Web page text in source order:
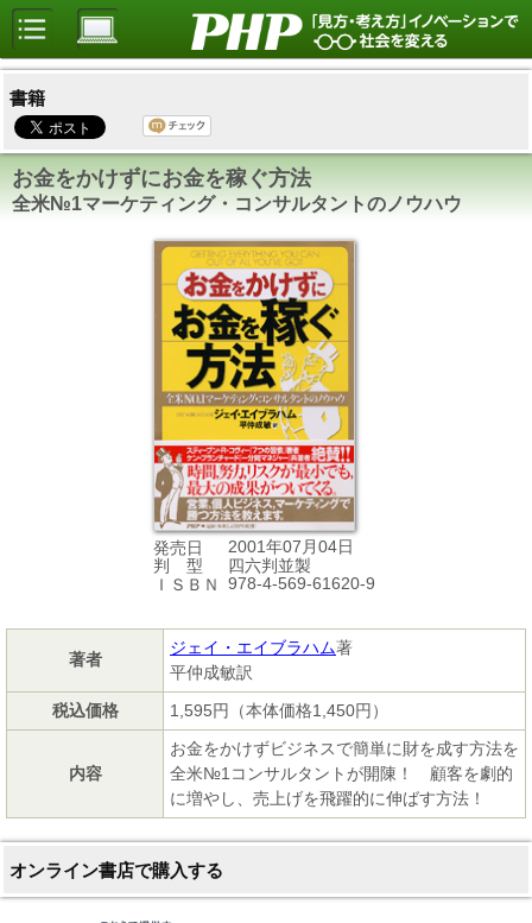
書籍
お金をかけずにお金を稼ぐ方法
全米№1マーケティング・コンサルタントのノウハウ
発売日
2001年07月04日
判 型
四六判並製
ＩＳＢＮ
978-4-569-61620-9
著者
ジェイ・エイブラハム著
平仲成敏訳
税込価格
1,595円（本体価格1,450円）
内容
お金をかけずビジネスで簡単に財を成す方法を
全米№1コンサルタントが開陳！ 顧客を劇的
に増やし、売上げを飛躍的に伸ばす方法！
オンライン書店で購入する